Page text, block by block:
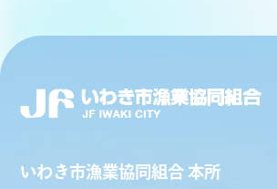
いわき市漁業協同組合 本所